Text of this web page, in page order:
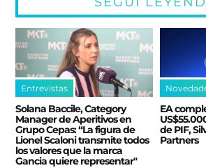
Entrevistas
Solana Baccile, Category
Manager de Aperitivos en
Grupo Cepas: “La figura de
Lionel Scaloni transmite todos
los valores que la marca
Gancia quiere representar"
EA
de PIF,
Partners